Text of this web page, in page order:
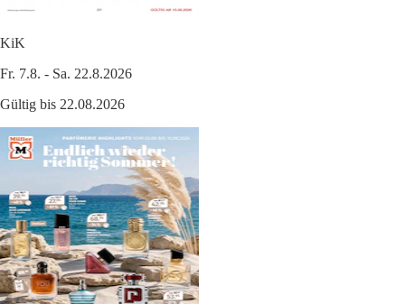
KiK
Fr. 7.8. - Sa. 22.8.2026
Gültig bis 22.08.2026